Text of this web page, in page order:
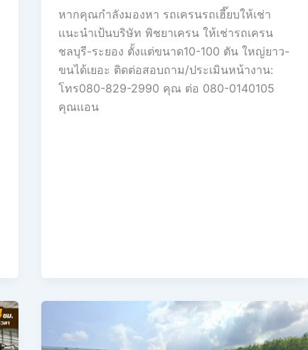
หากคุณกำลังมองหา รถเครนรถเฮี๊ยบให้เช่า
เเนะนำเป้นบริษัท พิชยาเครน ให้เช่ารถเครน
ชลบุรี-ระยอง ตั้งแต่ขนาด10-100 ตัน ใหญ่ยาว-
ขนได้เยอะ ติดต่อสอบถาม/ประเมินหน้างาน:
โทร080-829-2990 คุณ ต่อ 080-0140105
คุณเเอน